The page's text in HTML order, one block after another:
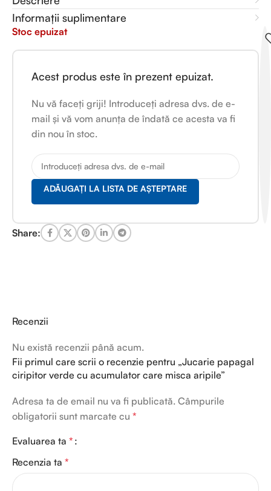
Informații suplimentare
Stoc epuizat
Acest produs este în prezent epuizat.
Nu vă faceți griji! Introduceți adresa dvs. de e-
mail și vă vom anunța de îndată ce acesta va fi
din nou în stoc.
ADĂUGAȚI LA LISTA DE AȘTEPTARE
Share:
Recenzii
Nu există recenzii până acum.
Fii primul care scrii o recenzie pentru „Jucarie papagal
ciripitor verde cu acumulator care misca aripile”
Adresa ta de email nu va fi publicată. Câmpurile
obligatorii sunt marcate cu *
Evaluarea ta *
Recenzia ta *